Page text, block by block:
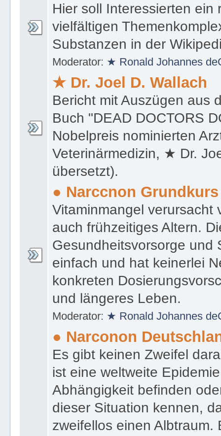
Hier soll Interessierten ein
vielfältigen
Substanzen in der
Moderator: ★ Ronald Johannes
★ Dr. Joel D. Wallach
Bericht mit Auszügen aus
Buch "DEAD DOCTORS
Nobelpreis nominierten
Veterinärmedizin, ★ Dr.
übersetzt).
● Narccnon
Vitaminmangel verursacht
auch frühzeitiges Altern.
Gesundheitsvorsorge und
einfach und hat keinerlei
konkreten
und längeres Leben.
Moderator: ★ Ronald Johannes
● Narconon
Es gibt keinen Zweifel
ist eine weltweite
Abhängigkeit befinden
dieser Situation kennen,
zweifellos einen